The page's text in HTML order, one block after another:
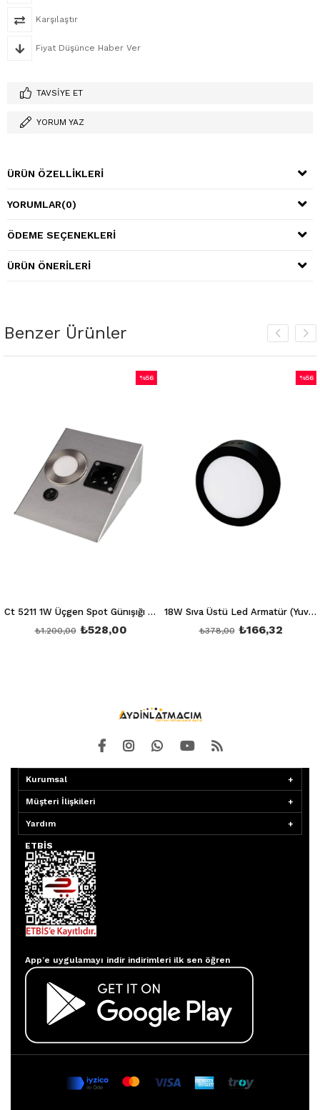
Karşılaştır
Fiyat Düşünce Haber Ver
TAVSIYE ET
YORUM YAZ
ÜRÜN ÖZELLIKLERI
YORUMLAR(0)
ÖDEME SEÇENEKLERI
ÜRÜN ÖNERILERI
Benzer Ürünler
Ct 5211 1W Üçgen Spot Günışığı 3200K (Ledli+Prizli)
₺528,00
₺1.200,00
%56
18W Sıva Üstü Led Armatür (Yuvarlak) (Beyaz) 6400K Siyah Kasa Ct 5235 Siyah Kasa
₺166,32
₺378,00
%56
Kurumsal
Müşteri İlişkileri
Yardım
ETBİS
App’e uygulamayı indir indirimleri ilk sen öğren